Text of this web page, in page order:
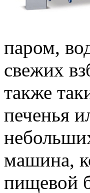
паром,
свежих
также
печенья
машина,
пищевой